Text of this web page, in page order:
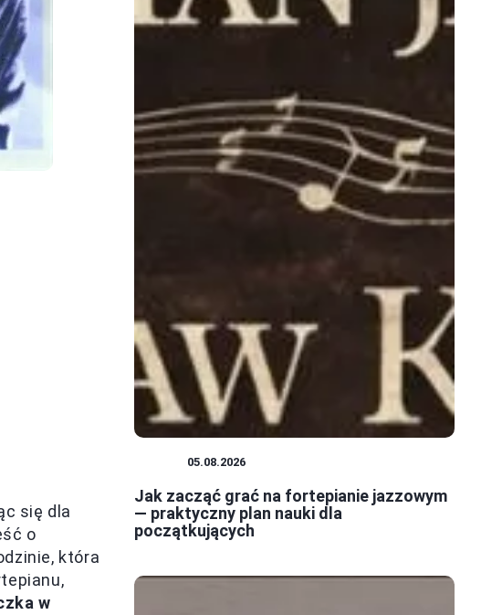
się dla
o
która
w
05.08.2026
Jak zacząć grać na fortepianie jazzowym
— praktyczny plan nauki dla
początkujących